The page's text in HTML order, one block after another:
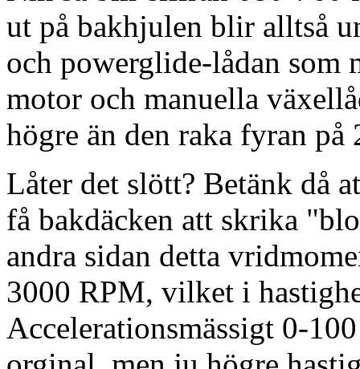
ut på bakhjulen blir alltså
och powerglide-lådan som
motor och manuella
högre än den raka fyran på
Låter det slött? Betänk då
få bakdäcken att skrika
andra sidan detta
3000 RPM, vilket i
Accelerationsmässigt 0-